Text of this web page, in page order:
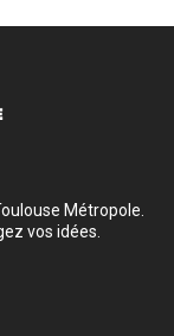
Métropole.
vos idées.